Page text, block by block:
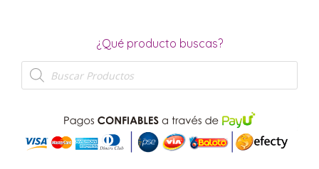
¿Qué producto buscas?
Búsqueda
de
productos